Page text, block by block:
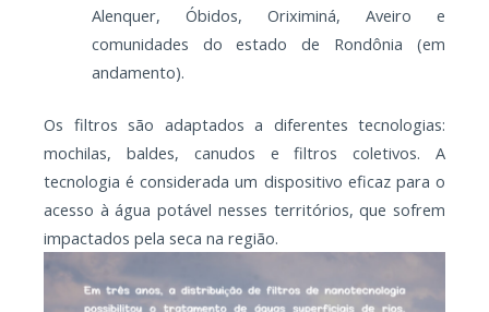
Alenquer, Óbidos, Oriximiná, Aveiro e
comunidades do estado de Rondônia (em
andamento).
Os filtros são adaptados a diferentes tecnologias:
mochilas, baldes, canudos e filtros coletivos. A
tecnologia é considerada um dispositivo eficaz para o
acesso à água potável nesses territórios, que sofrem
impactados pela seca na região.